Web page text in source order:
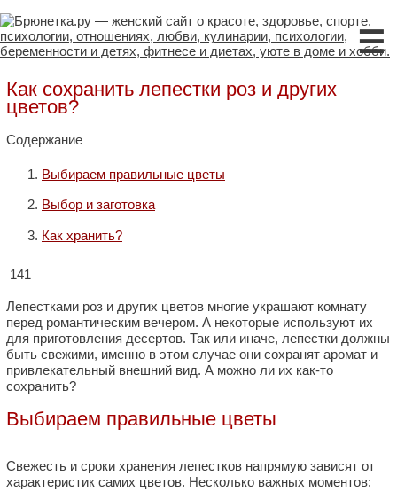
☰
Как сохранить лепестки роз и других
цветов?
Содержание
Выбираем правильные цветы
Выбор и заготовка
Как хранить?
141
Лепестками роз и других цветов многие украшают комнату
перед романтическим вечером. А некоторые используют их
для приготовления десертов. Так или иначе, лепестки должны
быть свежими, именно в этом случае они сохранят аромат и
привлекательный внешний вид. А можно ли их как-то
сохранить?
Выбираем правильные цветы
Свежесть и сроки хранения лепестков напрямую зависят от
характеристик самих цветов. Несколько важных моментов: